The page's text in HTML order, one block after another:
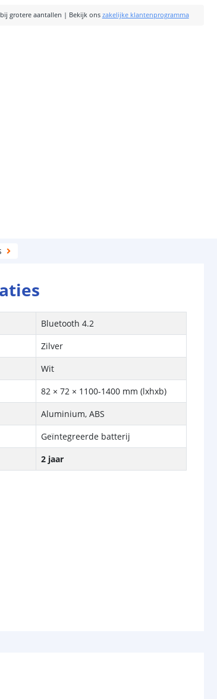
bij grotere aantallen | Bekijk ons zakelijke klantenprogramma
Bluetooth 4.2
Zilver
Wit
82 × 72 × 1100-1400 mm (lxhxb)
Aluminium, ABS
Geïntegreerde batterij
2 jaar